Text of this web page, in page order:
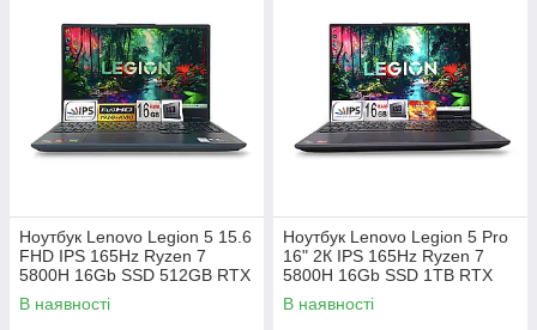
Ноутбук Lenovo Legion 5 15.6
FHD IPS 165Hz Ryzen 7
5800H 16Gb SSD 512GB RTX
3070 8GB
В наявності
Ноутбук Lenovo Legion 5 Pro
16" 2К IPS 165Hz Ryzen 7
5800H 16Gb SSD 1TB RTX
3070 8GB
В наявності